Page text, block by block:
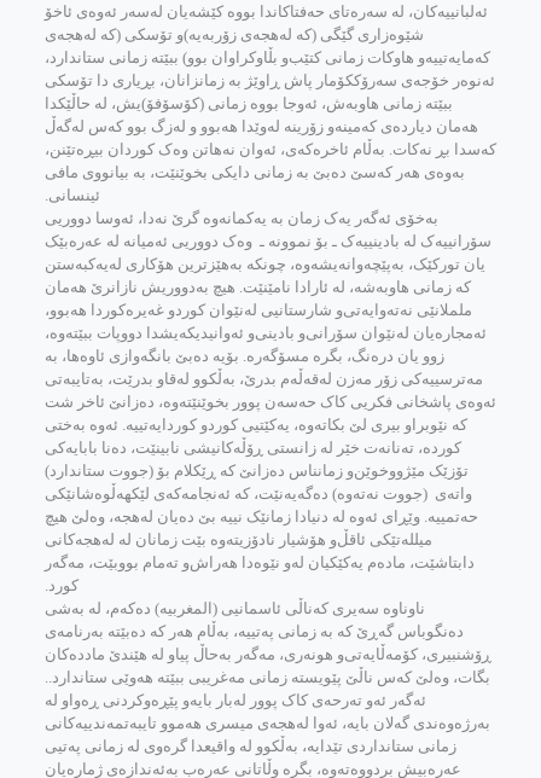
ئه‌لبانییه‌کان، له‌ سه‌ره‌تای حه‌فتاکاندا بووه‌ کێشه‌یان له‌سه‌ر ئه‌وه‌ی ئاخۆ
شێوه‌زاری گێگی (که‌ له‌هجه‌ی زۆربه‌یه‌)‌و تۆسکی (که‌ له‌هجه‌ی
که‌مایه‌تییه‌‌و هاوکات زمانی کتێب‌و بڵاوکراوان بوو) ببێته‌ زمانی ستاندارد،
ئه‌نوه‌ر خۆجه‌ی سه‌رۆککۆمار پاش ڕاوێژ به‌ زمانزانان، بڕیاری دا تۆسکی
ببێته‌ زمانی هاوبه‌ش، ئه‌وجا بووه‌ زمانی (کۆسۆفۆ)یش، له‌ حاڵێکدا
هه‌مان دیارده‌ی که‌مینه‌‌و زۆرینه له‌وێدا‌ هه‌بوو ‌و له‌زگ بوو که‌س له‌گه‌ڵ‌
که‌سدا بڕ نه‌کات. به‌ڵام ئاخره‌که‌ی، ئه‌وان نه‌هاتن وه‌ک کوردان بیڕه‌تێنن،
به‌وه‌ی هه‌ر که‌سێ‌ ده‌بێ‌ به‌ زمانی دایکی بخوێنێت، به‌ بیانووی مافی
ئینسانی.
به‌خۆی‌ ئه‌گه‌ر یه‌ک زمان به‌ یه‌کمانه‌وه‌ گرێ نه‌دا، ئه‌وسا دووریی
سۆرانییه‌ک له‌ بادینییه‌ک ـ بۆ نموونه‌ ـ وه‌ک دووریی ئه‌میانه‌ له‌ عه‌ره‌بێک
یان تورکێک، به‌پێچه‌وانه‌یشه‌وه‌، چونکه‌ به‌هێزترین هۆکاری له‌یه‌کبه‌ستن
که‌ زمانی هاوبه‌شه‌، له‌ ئارادا نامێنێت. هیچ به‌دووریش نازانرێ‌ هه‌مان
ململانێی نه‌ته‌وایه‌تی‌و شارستانیی له‌نێوان کورد‌و غه‌یره‌کوردا هه‌بوو،
ئه‌مجاره‌یان له‌نێوان سۆرانی‌و بادینی‌و ئه‌وانیدیکه‌یشدا دووپات ببێته‌وه‌،
زوو یان دره‌نگ، بگره‌ مسۆگه‌ره‌. بۆیه‌ ده‌بێ‌ بانگه‌وازی ئاوه‌ها، به‌
مه‌ترسییه‌کی زۆر مه‌زن له‌قه‌ڵه‌م بدرێ‌، به‌ڵکوو له‌قاو بدرێت، به‌تایبه‌تی
ئه‌وه‌ی پاشخانی فکریی کاک حه‌سه‌ن پوور بخوێنێته‌وه‌، ده‌زانێ‌ ئاخر شت
که‌ نێوبراو بیری لێ بکاته‌وه‌، یه‌کێتیی کورد‌و کوردایه‌تییه‌. ئه‌وه‌ به‌ختی
کورده‌، ته‌نانه‌ت خێر له‌ زانستی ڕۆڵه‌کانیشی نابینێت، ده‌نا بابایه‌کی
تۆزێک مێژووخوێن‌و زمانناس ده‌زانێ‌ که‌ ڕێکلام بۆ (جووت ستاندارد)
واته‌ی (جووت نه‌ته‌وه‌) ده‌گه‌یه‌نێت‌، که‌ ئه‌نجامه‌که‌ی لێکهه‌ڵوه‌شانێکی
حه‌تمییه‌. وێڕای ئه‌وه‌ له‌ دنیادا زمانێک نییه‌ بێ‌ ده‌یان له‌هجه‌، وه‌لێ هیچ
میلله‌تێکی ئاقڵ‌‌و هۆشیار نادۆزیته‌وه بێت‌ زمانان له‌ له‌هجه‌کانی
دابتاشێت، ماده‌م یه‌کێکیان له‌و نێوه‌دا هه‌راش‌و ته‌مام بووبێت، مه‌گه‌ر
کورد.
ناوناوه‌ سه‌یری که‌ناڵی ئاسمانیی (المغربیه‌) ده‌که‌م، له‌ به‌شی
ده‌نگوباس گه‌ڕێ‌ که‌ به‌ زمانی په‌تییه‌، به‌ڵام هه‌ر که‌ ده‌بێته‌ به‌رنامه‌ی
ڕۆشنبیری، کۆمه‌ڵایه‌تی‌و هونه‌ری، مه‌گه‌ر به‌حاڵ‌ پیاو له‌ هێندێ‌ مادده‌کان
بگات، وه‌لێ که‌س ناڵێ پێویسته‌ زمانی مه‌غریبی ببێته‌ هه‌وێی ستاندارد..
ئه‌گه‌ر ئه‌و ته‌رحه‌ی کاک پوور له‌بار بایه‌‌و پێڕه‌وکردنی ڕه‌وا‌و له‌
به‌رژه‌وه‌ندی گه‌لان بایه‌، ئه‌وا له‌هجه‌ی میسری هه‌موو تایبه‌تمه‌ندییه‌کانی
زمانی ستانداردی تێدایه‌، به‌ڵکوو له‌ واقیعدا گره‌وی له‌ زمانی په‌تیی
عه‌ره‌بیش بردووه‌ته‌وه‌، بگره‌ وڵاتانی عه‌ره‌ب به‌ئه‌ندازه‌ی ژماره‌یان